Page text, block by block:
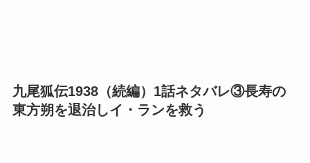
九尾狐伝1938（続編）1話ネタバレ③長寿の
東方朔を退治しイ・ランを救う